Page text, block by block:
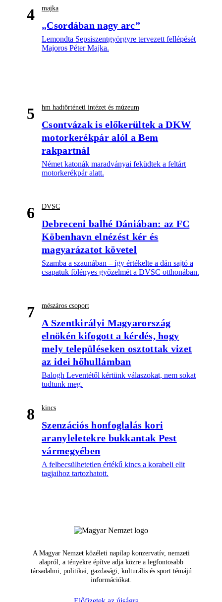
4 majka
„Csordában nagy arc”
Lemondta Sepsiszentgyörgyre tervezett fellépését
Majoros Péter Majka.
5 hm hadtörténeti intézet és múzeum
Csontvázak is előkerültek a DKW
motorkerékpár alól a Bem
rakpartnál
Német katonák maradványai feküdtek a feltárt
motorkerékpár alatt.
6 DVSC
Debreceni balhé Dániában: az FC
Köbenhavn elnézést kér és
magyarázatot követel
Szamba a szaunában – így értékelte a dán sajtó a
csapatuk fölényes győzelmét a DVSC otthonában.
7 mészáros csoport
A Szentkirályi Magyarország
elnökén kifogott a kérdés, hogy
mely településeken osztottak vizet
az idei hőhullámban
Balogh Leventétől kértünk válaszokat, nem sokat
tudtunk meg.
8 kincs
Szenzációs honfoglalás kori
aranyleletekre bukkantak Pest
vármegyében
A felbecsülhetetlen értékű kincs a korabeli elit
tagjaihoz tartozhatott.
A Magyar Nemzet közéleti napilap konzervatív, nemzeti
alapról, a tényekre építve adja közre a legfontosabb
társadalmi, politikai, gazdasági, kulturális és sport témájú
információkat.